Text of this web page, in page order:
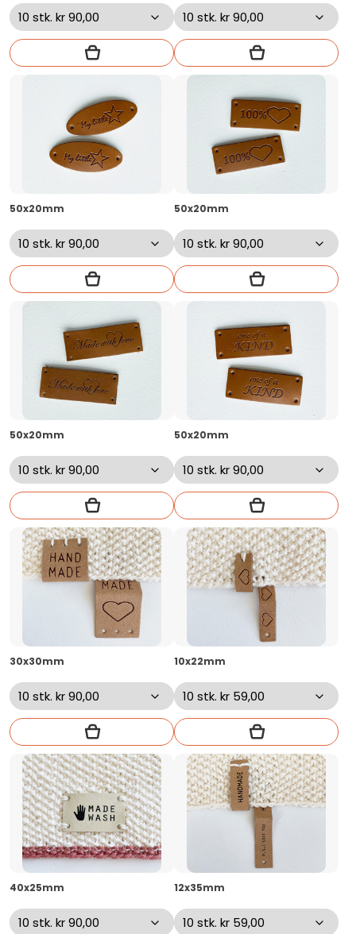
50x20mm 50x20mm
50x20mm 50x20mm
30x30mm 10x22mm
40x25mm 12x35mm